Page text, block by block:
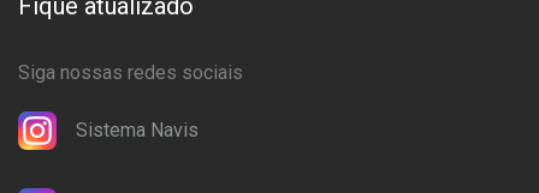
Fique atualizado
Siga nossas redes sociais
Sistema Navis